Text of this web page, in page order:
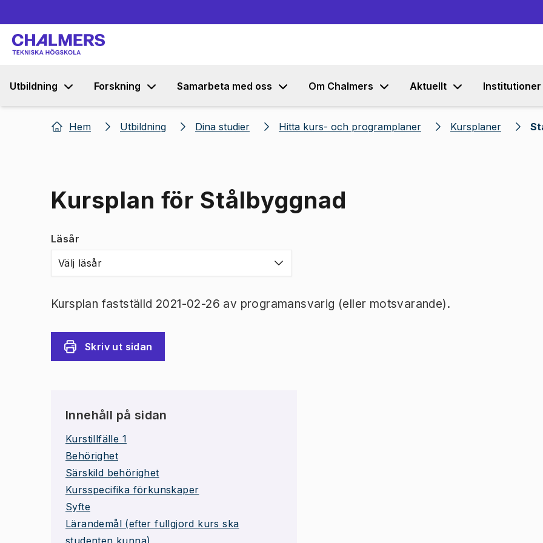
Utbildning Forskning Samarbeta med oss Om Chalmers Aktuellt Institutioner
Hem Utbildning Dina studier Hitta kurs- och programplaner Kursplaner
Kursplan för Stålbyggnad
Läsår
Välj läsår
Kursplan fastställd 2021-02-26 av programansvarig (eller motsvarande).
Skriv ut sidan
Innehåll på sidan
Kurstillfälle 1
Behörighet
Särskild behörighet
Kursspecifika förkunskaper
Syfte
Lärandemål (efter fullgjord kurs ska
studenten kunna)